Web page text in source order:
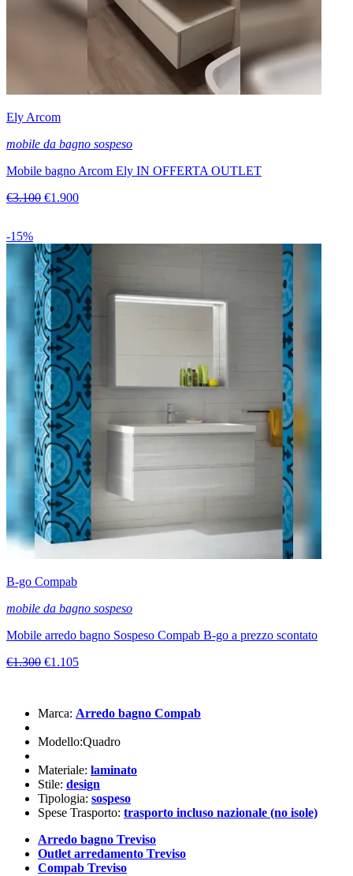
Ely Arcom
mobile da bagno sospeso
Mobile bagno Arcom Ely IN OFFERTA OUTLET
€3.100 €1.900
-15%
B-go Compab
mobile da bagno sospeso
Mobile arredo bagno Sospeso Compab B-go a prezzo scontato
€1.300 €1.105
Marca: Arredo bagno Compab
Modello:Quadro
Materiale: laminato
Stile: design
Tipologia: sospeso
Spese Trasporto: trasporto incluso nazionale (no isole)
Arredo bagno Treviso
Outlet arredamento Treviso
Compab Treviso